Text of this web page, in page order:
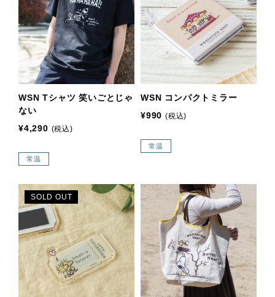
WSN Tシャツ 笑いごとじゃ
ない
¥4,290 (税込)
常温
WSN コンパクトミラー
¥990 (税込)
常温
SOLD OUT